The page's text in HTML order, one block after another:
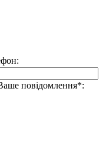
повідомлення*: